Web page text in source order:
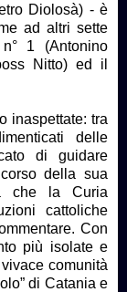
Diolosà) - è
ad altri sette
1 (Antonino
Nitto) ed il
inaspettate: tra
delle
di guidare
della sua
che la Curia
cattoliche
Con
più isolate e
comunità
di Catania e